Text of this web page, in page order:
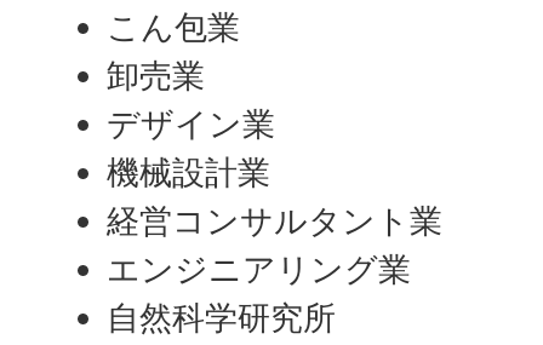
こん包業
卸売業
デザイン業
機械設計業
経営コンサルタント業
エンジニアリング業
自然科学研究所